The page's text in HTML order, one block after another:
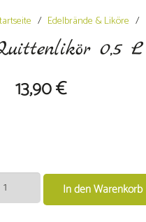
/ Edelbrände & Liköre /
0,5 L
13,90€
In den Warenkorb